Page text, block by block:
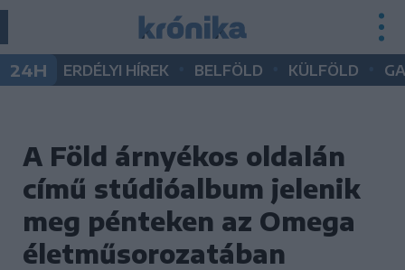
24H ERDÉLYI HÍREK BELFÖLD KÜLFÖLD
A Föld árnyékos oldalán
című stúdióalbum jelenik
meg pénteken az Omega
életműsorozatában